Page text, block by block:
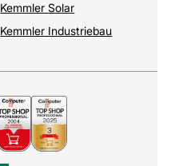
Kemmler Solar
Kemmler Industriebau